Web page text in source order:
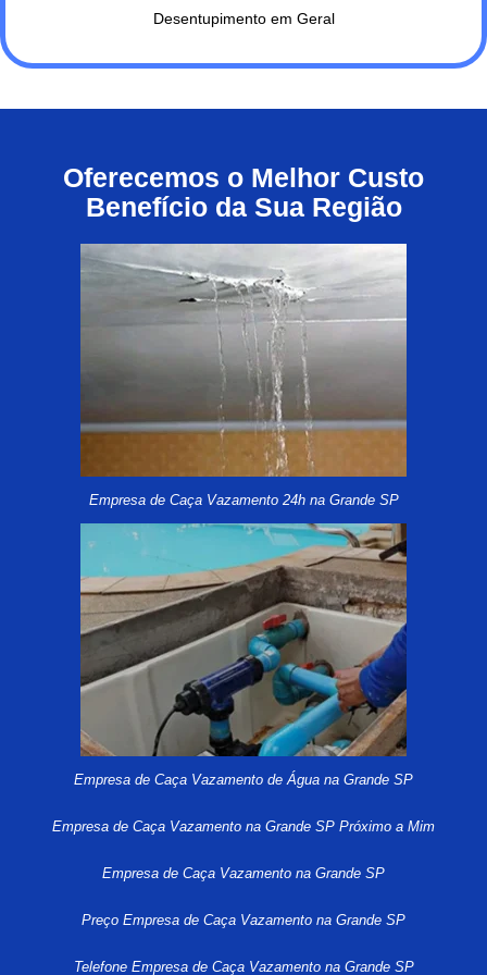
Desentupimento em Geral
Oferecemos o Melhor Custo
Benefício da Sua Região
Empresa de Caça Vazamento 24h na Grande SP
Empresa de Caça Vazamento de Água na Grande SP
Empresa de Caça Vazamento na Grande SP Próximo a Mim
Empresa de Caça Vazamento na Grande SP
Preço Empresa de Caça Vazamento na Grande SP
Telefone Empresa de Caça Vazamento na Grande SP